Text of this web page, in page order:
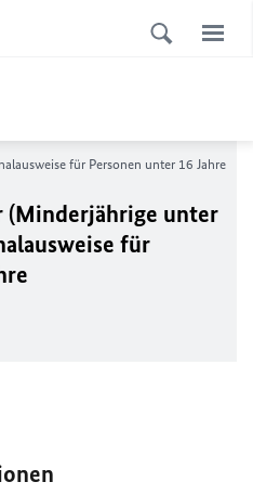
für Personen unter 16 Jahre
(Minderjährige unter
für